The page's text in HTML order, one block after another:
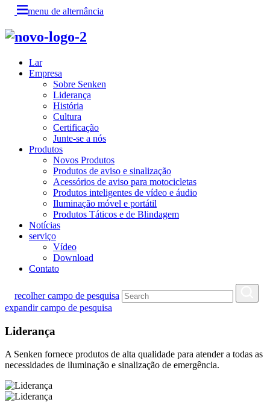
menu de alternância
Lar
Empresa
Sobre Senken
Liderança
História
Cultura
Certificação
Junte-se a nós
Produtos
Novos Produtos
Produtos de aviso e sinalização
Acessórios de aviso para motocicletas
Produtos inteligentes de vídeo e áudio
Iluminação móvel e portátil
Produtos Táticos e de Blindagem
Notícias
serviço
Vídeo
Download
Contato
recolher campo de pesquisa
expandir campo de pesquisa
Liderança
A Senken fornece produtos de alta qualidade para atender a todas as
necessidades de iluminação e sinalização de emergência.